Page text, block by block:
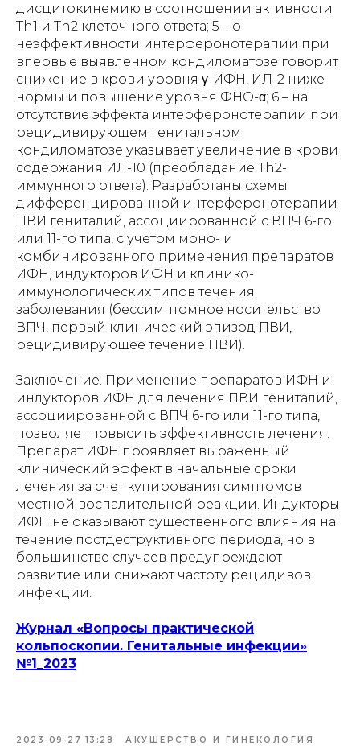
дисцитокинемию в соотношении активности
Th1 и Th2 клеточного ответа; 5 – о
неэффективности интерферонотерапии при
впервые выявленном кондиломатозе говорит
снижение в крови уровня γ-ИФН, ИЛ-2 ниже
нормы и повышение уровня ФНО-α; 6 – на
отсутствие эффекта интерферонотерапии при
рецидивирующем генитальном
кондиломатозе указывает увеличение в крови
содержания ИЛ-10 (преобладание Th2-
иммунного ответа). Разработаны схемы
дифференцированной интерферонотерапии
ПВИ гениталий, ассоциированной с ВПЧ 6-го
или 11-го типа, с учетом моно- и
комбинированного применения препаратов
ИФН, индукторов ИФН и клинико-
иммунологических типов течения
заболевания (бессимптомное носительство
ВПЧ, первый клинический эпизод ПВИ,
рецидивирующее течение ПВИ).
Заключение. Применение препаратов ИФН и
индукторов ИФН для лечения ПВИ гениталий,
ассоциированной с ВПЧ 6-го или 11-го типа,
позволяет повысить эффективность лечения.
Препарат ИФН проявляет выраженный
клинический эффект в начальные сроки
лечения за счет купирования симптомов
местной воспалительной реакции. Индукторы
ИФН не оказывают существенного влияния на
течение постдеструктивного периода, но в
большинстве случаев предупреждают
развитие или снижают частоту рецидивов
инфекции.
Журнал «Вопросы практической
кольпоскопии. Генитальные инфекции»
№1_2023
2023-09-27 13:28 АКУШЕРСТВО И ГИНЕКОЛОГИЯ